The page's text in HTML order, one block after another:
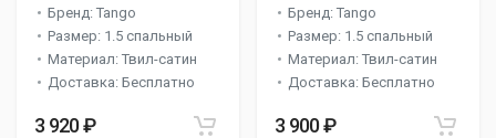
Бренд: Tango
Размер: 1.5 спальный
Материал: Твил-сатин
Доставка: Бесплатно
3 920 ₽
Бренд: Tango
Размер: 1.5 спальный
Материал: Твил-сатин
Доставка: Бесплатно
3 900 ₽